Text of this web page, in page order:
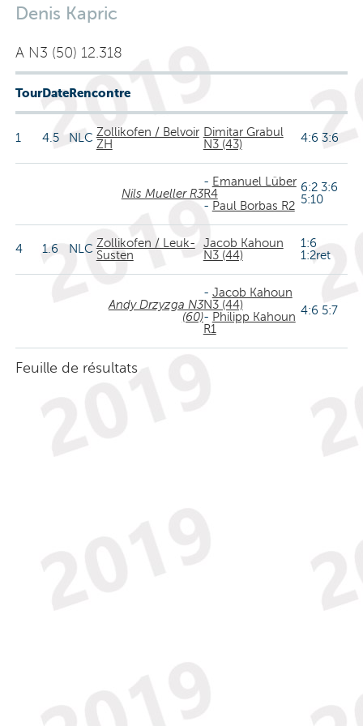
Denis Kapric
A N3 (50) 12.318
TourDateRencontre
1 4.5 NLCZollikofen / Belvoir
ZH
Dimitar Grabul
N3 (43)
4:6 3:6
Nils Mueller R3
- Emanuel Lüber
R4
- Paul Borbas R2
6:2 3:6
5:10
4 1.6 NLCZollikofen / Leuk-
Susten
Jacob Kahoun
N3 (44)
1:6
1:2ret
Andy Drzyzga N3
(60)
- Jacob Kahoun
N3 (44)
- Philipp Kahoun
R1
4:6 5:7
Feuille de résultats